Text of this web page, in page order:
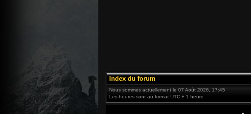
Index du forum
Nous sommes actuellement le 07 Août 2026, 17:45
Les heures sont au format UTC + 1 heure